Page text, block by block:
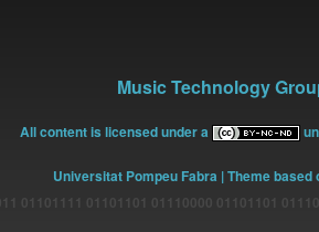
Music Technology
All content is licensed under a
Universitat Pompeu Fabra | Theme based